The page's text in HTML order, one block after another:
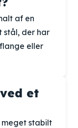
af en
stål, der har
eller
et
stabilt